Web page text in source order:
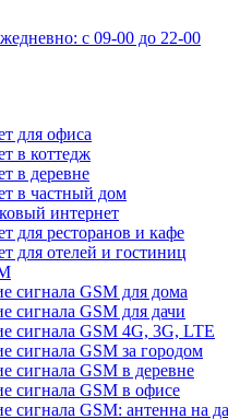
с 09-00 до 22-00
для офиса
в коттедж
в деревне
в частный дом
интернет
для ресторанов и кафе
для отелей и гостиниц
сигнала GSM для дома
сигнала GSM для дачи
сигнала GSM 4G, 3G, LTE
сигнала GSM за городом
сигнала GSM в деревне
сигнала GSM в офисе
сигнала GSM: антенна на